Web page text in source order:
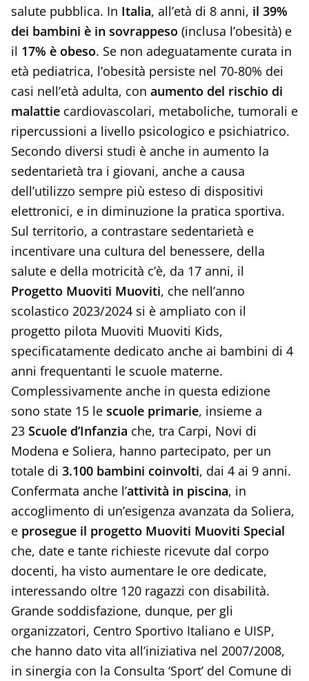
salute pubblica. In Italia, all’età di 8 anni, il 39%
dei bambini è in sovrappeso (inclusa l’obesità) e
il 17% è obeso. Se non adeguatamente curata in
età pediatrica, l’obesità persiste nel 70-80% dei
casi nell’età adulta, con aumento del rischio di
malattiecardiovascolari, metaboliche, tumorali e
ripercussioni a livello psicologico e psichiatrico.
Secondo diversi studi è anche in aumento la
sedentarietà tra i giovani, anche a causa
dell’utilizzo sempre più esteso di dispositivi
elettronici, e in diminuzione la pratica sportiva.
Sul territorio, a contrastare sedentarietà e
incentivare una cultura del benessere, della
salute e della motricità c’è, da 17 anni, il
Progetto Muoviti Muoviti, che nell’anno
scolastico 2023/2024 si è ampliato con il
progetto pilota Muoviti Muoviti Kids,
specificatamente dedicato anche ai bambini di 4
anni frequentanti le scuole materne.
Complessivamente anche in questa edizione
sono state 15 le scuole primarie, insieme a
23 Scuole d’Infanzia che, tra Carpi, Novi di
Modena e Soliera, hanno partecipato, per un
totale di 3.100 bambini coinvolti, dai 4 ai 9 anni.
Confermata anche l’attività in piscina, in
accoglimento di un’esigenza avanzata da Soliera,
e prosegue il progetto Muoviti Muoviti Special
che, date e tante richieste ricevute dal corpo
docenti, ha visto aumentare le ore dedicate,
interessando oltre 120 ragazzi con disabilità.
Grande soddisfazione, dunque, per gli
organizzatori, Centro Sportivo Italiano e UISP,
che hanno dato vita all’iniziativa nel 2007/2008,
in sinergia con la Consulta ‘Sport’ del Comune di